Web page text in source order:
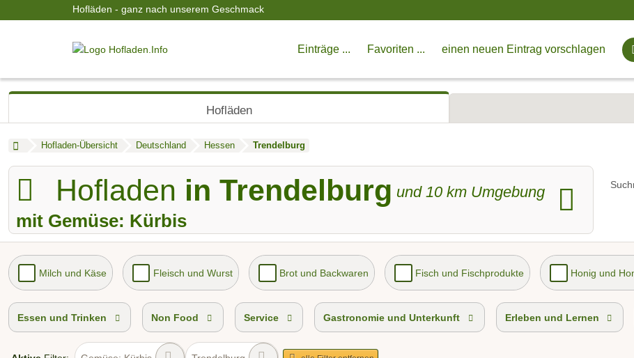
Hofläden - ganz nach unserem Geschmack
Einträge ... Favoriten ... einen neuen Eintrag vorschlagen
Hofläden
Hofladen-Übersicht Deutschland Hessen Trendelburg
Hofladen in Trendelburg und10 km Umgebung
mit Gemüse: Kürbis
Milch und Käse Fleisch und Wurst Brot und Backwaren Fisch und Fischprodukte Honig und
Essen und Trinken Non Food Service Gastronomie und Unterkunft Erleben und Lernen